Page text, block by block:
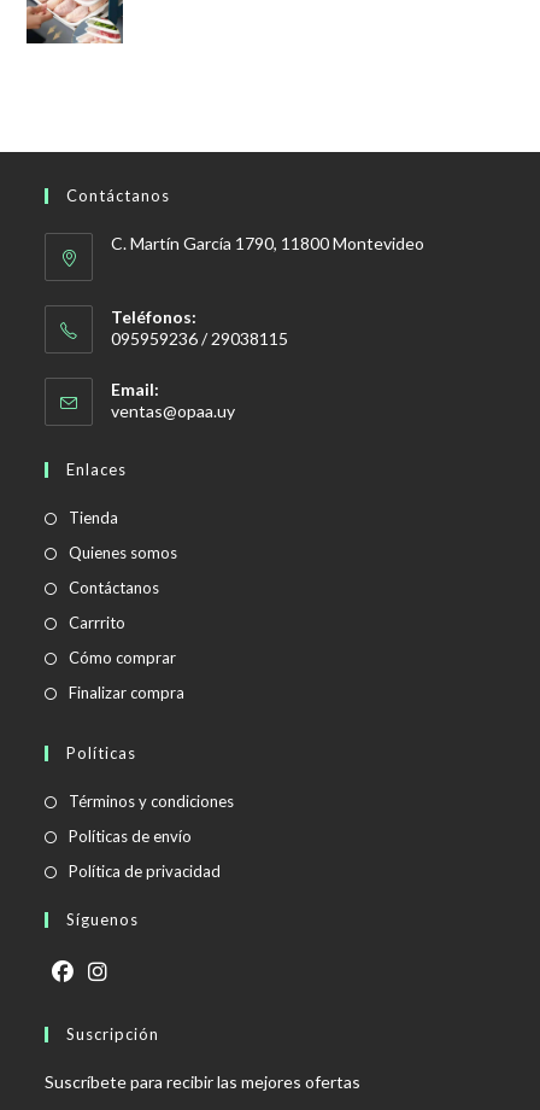
Contáctanos
C. Martín García 1790, 11800 Montevideo
Teléfonos:
095959236 / 29038115
Email:
ventas@opaa.uySe
Enlaces
Tienda
Quienes somos
Contáctanos
Carrrito
Cómo comprar
Finalizar compra
Políticas
Términos y condicionesSe
Políticas de envío
abre
Política de privacidad
Síguenos
abre
una
abre
una
Suscripción
Suscríbete para recibir las mejores ofertas